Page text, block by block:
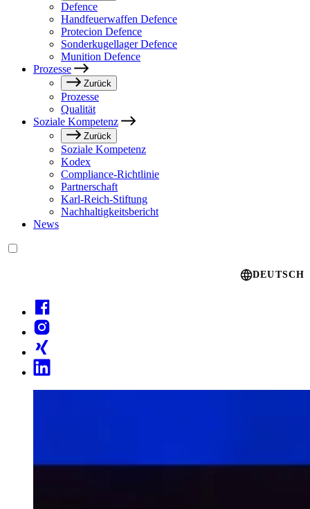
Defence
Handfeuerwaffen Defence
Protecion Defence
Sonderkugellager Defence
Munition Defence
Prozesse
Zurück
Prozesse
Qualität
Soziale Kompetenz
Zurück
Soziale Kompetenz
Kodex
Compliance-Richtlinie
Partnerschaft
Karl-Reich-Stiftung
Nachhaltigkeitsbericht
News
DEUTSCH